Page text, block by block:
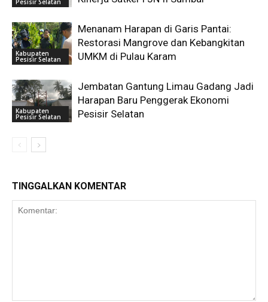
Pesisir Selatan
Kabupaten
Pesisir Selatan
Menanam Harapan di Garis Pantai:
Restorasi Mangrove dan Kebangkitan
UMKM di Pulau Karam
Kabupaten
Pesisir Selatan
Jembatan Gantung Limau Gadang Jadi
Harapan Baru Penggerak Ekonomi
Pesisir Selatan
TINGGALKAN KOMENTAR